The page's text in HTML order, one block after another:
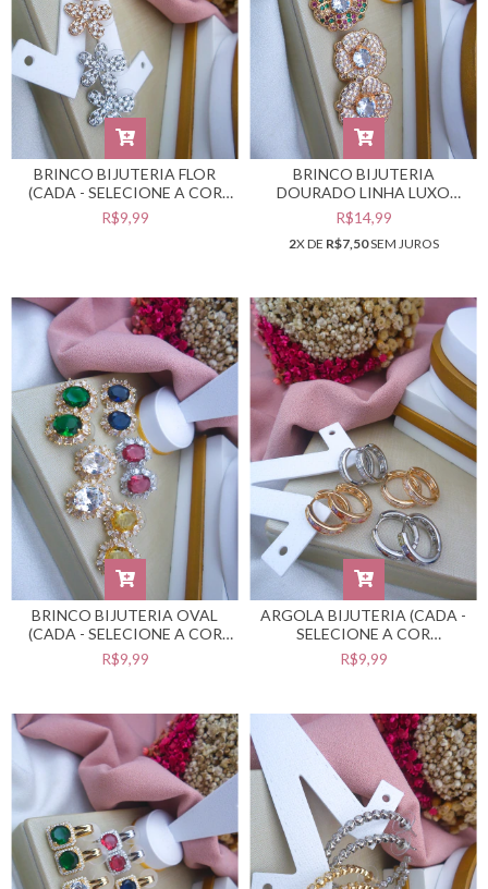
BRINCO BIJUTERIA FLOR
(CADA - SELECIONE A COR
DESEJADA) #B0105504
R$9,99
BRINCO BIJUTERIA
DOURADO LINHA LUXO
(CADA - SELECIONE A COR
DESEJADA) #B0105500
R$14,99
2X DE R$7,50SEM JUROS
BRINCO BIJUTERIA OVAL
(CADA - SELECIONE A COR
DESEJADA) #B0105499
R$9,99
ARGOLA BIJUTERIA (CADA -
SELECIONE A COR
DESEJADA) #B0105498
R$9,99